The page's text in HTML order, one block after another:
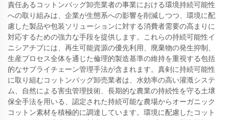
責任あるコットンバッグ卸売業者の事業における環境持続可能性
への取り組みは、企業が生態系への影響を削減しつつ、環境に配
慮した製品や包装ソリューションに対する消費者需要の高まりに
対応するための強力な手段を提供します。これらの持続可能性イ
ニシアチブには、再生可能資源の優先利用、廃棄物の発生抑制、
生産プロセス全体を通じた倫理的製造基準の維持を重視する包括
的なサプライチェーン管理手法が含まれます。真剣に持続可能性
に取り組むコットンバッグ卸売業者は、水効率の高い灌漑システ
ム、自然による害虫管理技術、長期的な農業の持続性を守る土壌
保全手法を用いる、認定された持続可能な農場からオーガニック
コットン素材を積極的に調達しています。環境に配慮したコット